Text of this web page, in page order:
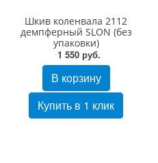
Шкив коленвала 2112
демпферный SLON (без
упаковки)
1 550 руб.
В корзину
Купить в 1 клик